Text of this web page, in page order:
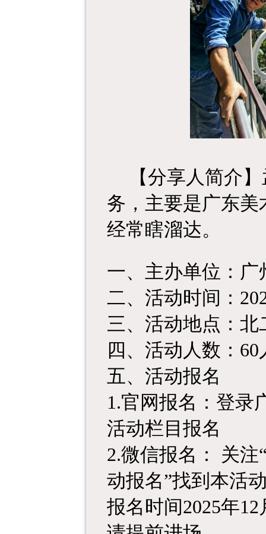
【分享人简介
务，主要是广东
经常瞎溜达。
一、主办单位：广
二、活动时间：
三、活动地点：
四、活动人数：60
五、活动报名
1.官网报名：登录
活动栏目报名
2.微信报名： 关注
动报名”找到本活
报名时间2025年